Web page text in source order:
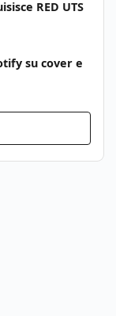
RED UTS
su cover e